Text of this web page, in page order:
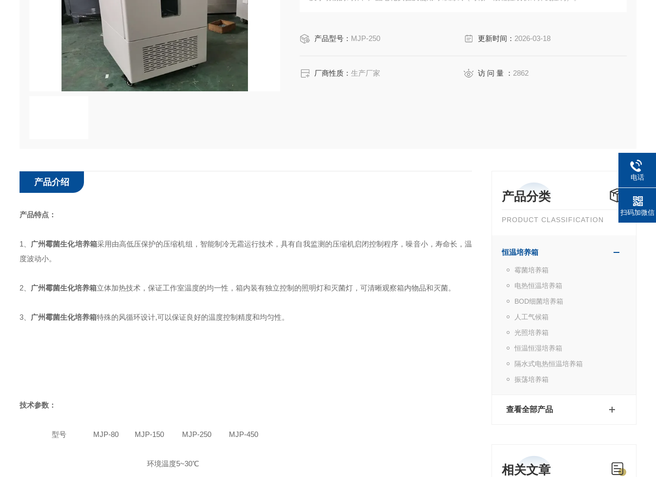
产品型号： MJP-250 更新时间： 2026-03-18
厂商性质：生产厂家 访 问 量 ： 2862
产品分类
PRODUCT CLASSIFICATION
恒温培养箱
霉菌培养箱
电热恒温培养箱
BOD细菌培养箱
人工气候箱
光照培养箱
恒温恒湿培养箱
隔水式电热恒温培养箱
振荡培养箱
查看全部产品
相关文章
产品介绍
产品特点：
1、 广州霉菌生化培养箱采用由高低压保护的压缩机组，智能制冷无霜运行技术，具有自我监测的压缩机启闭控制程序，噪音小，寿命长，温
度波动小。
2、 广州霉菌生化培养箱立体加热技术，保证工作室温度的均一性，箱内装有独立控制的照明灯和灭菌灯，可清晰观察箱内物品和灭菌。
3、 广州霉菌生化培养箱特殊的风循环设计,可以保证良好的温度控制精度和均匀性。
技术参数：
型号 MJP-80 MJP-150 MJP-250 MJP-450
环境温度5~30℃
电话
扫码加微信